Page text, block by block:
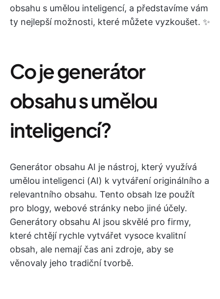
obsahu s umělou inteligencí, a představíme vám
ty nejlepší možnosti, které můžete vyzkoušet. ✨
Co je generátor
obsahu s umělou
inteligencí?
Generátor obsahu AI je nástroj, který využívá
umělou inteligenci (AI) k vytváření originálního a
relevantního obsahu. Tento obsah lze použít
pro blogy, webové stránky nebo jiné účely.
Generátory obsahu AI jsou skvělé pro firmy,
které chtějí rychle vytvářet vysoce kvalitní
obsah, ale nemají čas ani zdroje, aby se
věnovaly jeho tradiční tvorbě.